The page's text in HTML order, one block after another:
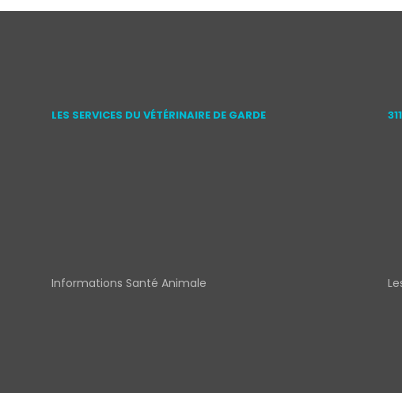
LES SERVICES DU VÉTÉRINAIRE DE GARDE
Informations Santé Animale